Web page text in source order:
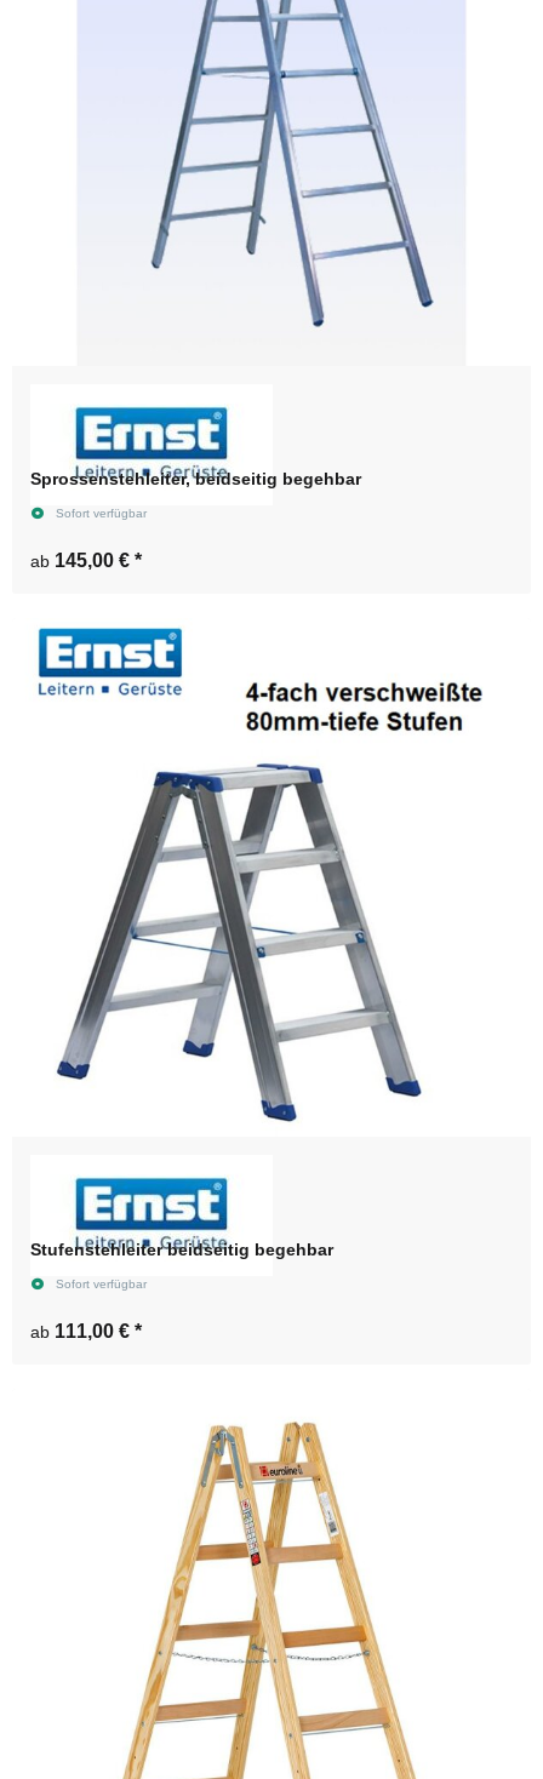
Sprossenstehleiter, beidseitig begehbar
Sofort verfügbar
ab 145,00 € *
Stufenstehleiter beidseitig begehbar
Sofort verfügbar
ab 111,00 € *